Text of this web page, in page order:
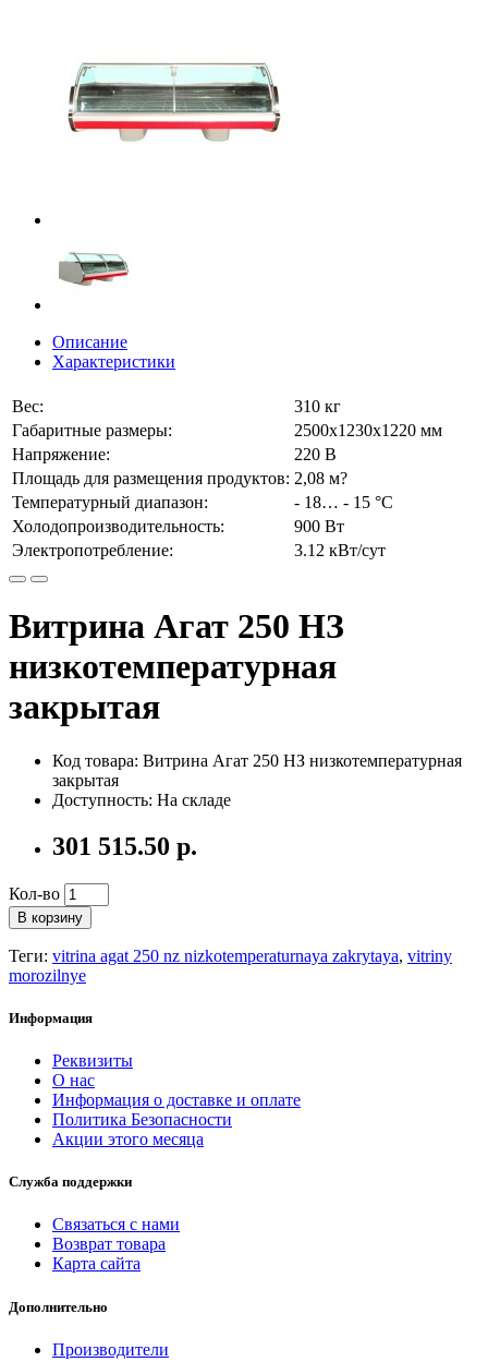
Описание
Характеристики
Вес:
310 кг
Габаритные размеры:
2500х1230х1220 мм
Напряжение:
220 В
Площадь для размещения продуктов: 2,08 м?
Температурный диапазон:
- 18… - 15 °C
Холодопроизводительность:
900 Вт
Электропотребление:
3.12 кВт/сут
Витрина Агат 250 НЗ
низкотемпературная
закрытая
Код товара: Витрина Агат 250 НЗ низкотемпературная
закрытая
Доступность: На складе
301 515.50 р.
Кол-во
В корзину
Теги: vitrina agat 250 nz nizkotemperaturnaya zakrytaya, vitriny
morozilnye
Информация
Реквизиты
О нас
Информация о доставке и оплате
Политика Безопасности
Акции этого месяца
Служба поддержки
Связаться с нами
Возврат товара
Карта сайта
Дополнительно
Производители